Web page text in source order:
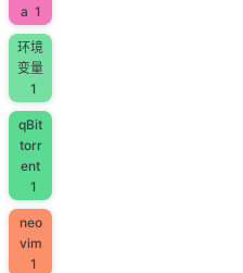
a 1
环境
变量
1
qBit
torr
ent
1
neo
vim
1